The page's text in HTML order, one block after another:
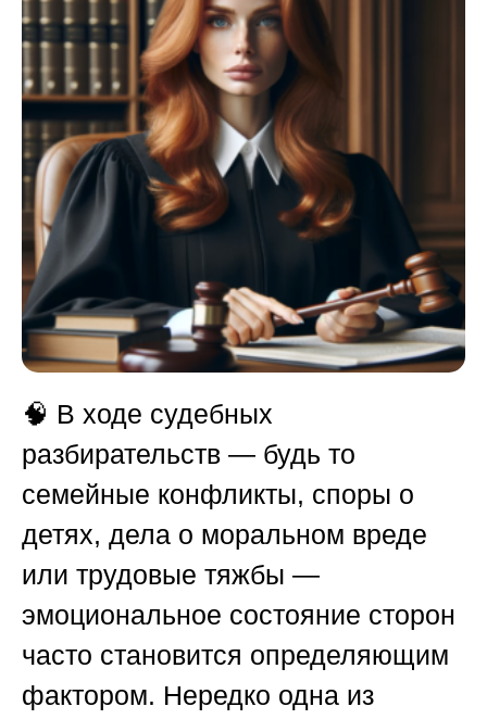
🧠 В ходе судебных
разбирательств — будь то
семейные конфликты, споры о
детях, дела о моральном вреде
или трудовые тяжбы —
эмоциональное состояние сторон
часто становится определяющим
фактором. Нередко одна из